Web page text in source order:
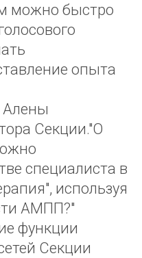
можно быстро
опыта
Алены
Секции."О
специалиста в
используя
АМПП?"
функции
Секции